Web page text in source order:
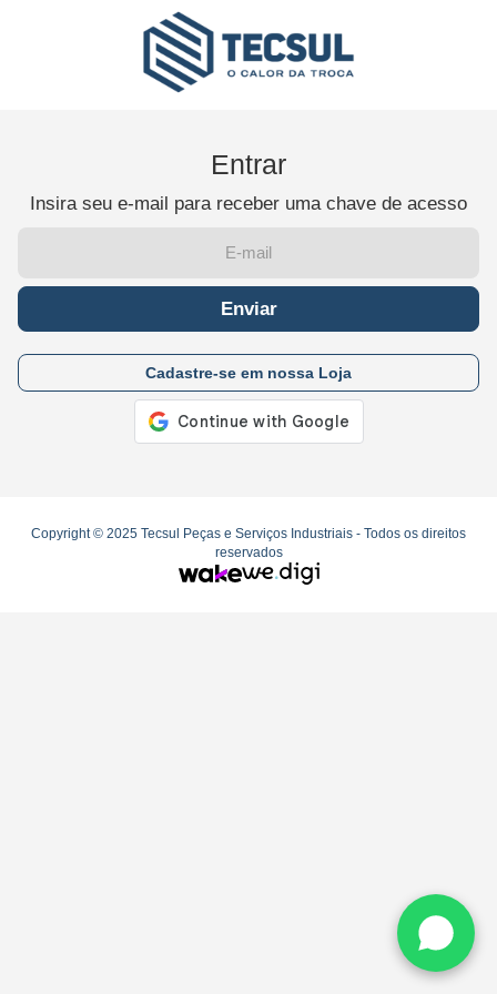
Entrar
Insira seu e-mail para receber uma chave de acesso
Enviar
Cadastre-se em nossa Loja
Copyright © 2025 Tecsul Peças e Serviços Industriais - Todos os direitos
reservados